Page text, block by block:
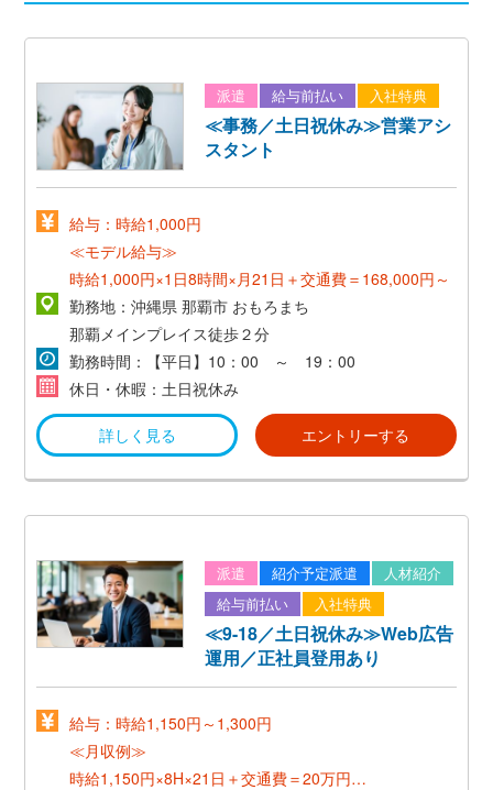
派遣 給与前払い 入社特典
≪事務／土日祝休み≫営業アシ
スタント
給与：時給1,000円
≪モデル給与≫
時給1,000円×1日8時間×月21日＋交通費＝168,000円～
勤務地：沖縄県 那覇市 おもろまち
那覇メインプレイス徒歩２分
勤務時間：【平日】10：00 ～ 19：00
休日・休暇：土日祝休み
詳しく見る エントリーする
派遣 紹介予定派遣
人材紹介
給与前払い
入社特典
≪9-18／土日祝休み≫Web広告
運用／正社員登用あり
給与：時給1,150円～1,300円
≪月収例≫
時給1,150円×8H×21日＋交通費＝20万円～